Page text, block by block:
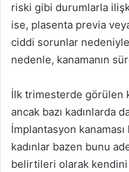
riski gibi durumlarla
ise, plasenta previa
ciddi sorunlar
nedenle, kanamanın
İlk trimesterde görülen
ancak bazı kadınlarda
İmplantasyon
kadınlar bazen bunu
belirtileri olarak